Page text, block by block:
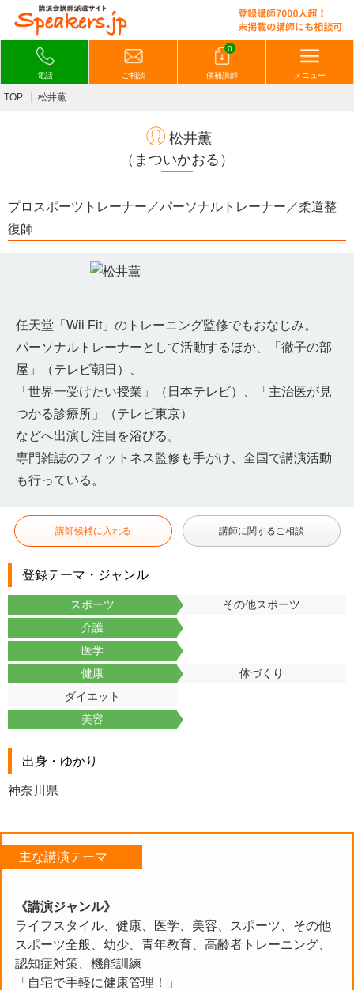
電話 ご相談
0
候補講師 メニュー
TOP 松井薫
松井薫
（まついかおる）
プロスポーツトレーナー／パーソナルトレーナー／柔道整
復師
任天堂「Wii Fit」のトレーニング監修でもおなじみ。
パーソナルトレーナーとして活動するほか、「徹子の部
屋」（テレビ朝日）、
「世界一受けたい授業」（日本テレビ）、「主治医が見
つかる診療所」（テレビ東京）
などへ出演し注目を浴びる。
専門雑誌のフィットネス監修も手がけ、全国で講演活動
も行っている。
講師候補に入れる 講師に関するご相談
登録テーマ・ジャンル
スポーツ
その他スポーツ
介護
医学
健康
体づくり
ダイエット
美容
出身・ゆかり
神奈川県
主な講演テーマ
《講演ジャンル》
ライフスタイル、健康、医学、美容、スポーツ、その他
スポーツ全般、幼少、青年教育、高齢者トレーニング、
認知症対策、機能訓練
「自宅で手軽に健康管理！」